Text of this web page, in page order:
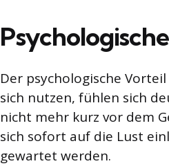
Der psychologische
sich nutzen, fühlen sich
nicht mehr kurz vor dem
sich sofort auf die Lust
gewartet werden.